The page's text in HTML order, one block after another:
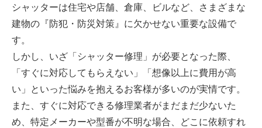
シャッターは住宅や店舗、倉庫、ビルなど、さまざまな
建物の『防犯・防災対策』に欠かせない重要な設備で
す。
しかし、いざ「シャッター修理」が必要となった際、
「すぐに対応してもらえない」「想像以上に費用が高
い」といった悩みを抱えるお客様が多いのが実情です。
また、すぐに対応できる修理業者がまだまだ少ないた
め、特定メーカーや型番が不明な場合、どこに依頼すれ